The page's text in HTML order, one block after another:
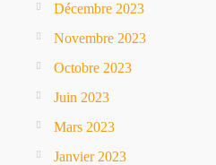
Décembre 2023
Novembre 2023
Octobre 2023
Juin 2023
Mars 2023
Janvier 2023